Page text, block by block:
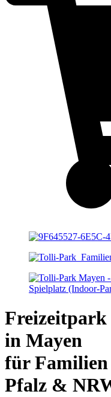
in Mayen
für Familien
Pfalz &